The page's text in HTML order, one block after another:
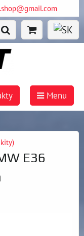
Menu
E36